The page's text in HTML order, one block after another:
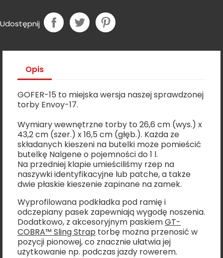
Udostępnij
Opis
GOFER-15 to miejska wersja naszej sprawdzonej
torby Envoy-17.
Wymiary wewnętrzne torby to 26,6 cm (wys.) x
43,2 cm (szer.) x 16,5 cm (głęb.). Każda ze
składanych kieszeni na butelki może pomieścić
butelkę Nalgene o pojemności do 1 l.
Na przedniej klapie umieściliśmy rzep na
naszywki identyfikacyjne lub patche, a także
dwie płaskie kieszenie zapinane na zamek.
Wyprofilowana podkładka pod ramię i
odczepiany pasek zapewniają wygodę noszenia.
Dodatkowo, z akcesoryjnym paskiemGT-
COBRA™ Sling Strap torbę można przenosić w
pozycji pionowej, co znacznie ułatwia jej
użytkowanie np. podczas jazdy rowerem.